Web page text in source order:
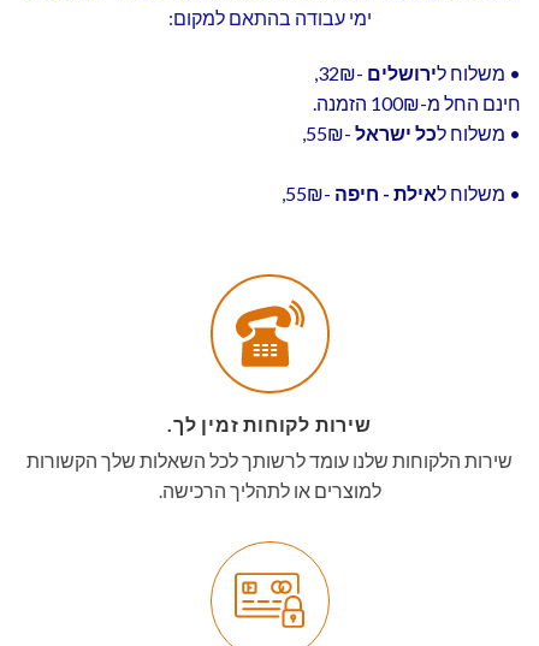
ימי עבודה בהתאם למקום:
• משלוח לירושלים -32₪,
חינם החל מ-100₪ הזמנה.
• משלוח לכל ישראל -55₪,
• משלוח לאילת - חיפה -55₪,
שירות לקוחות זמין לך.
שירות הלקוחות שלנו עומד לרשותך לכל השאלות שלך הקשורות
למוצרים או לתהליך הרכישה.